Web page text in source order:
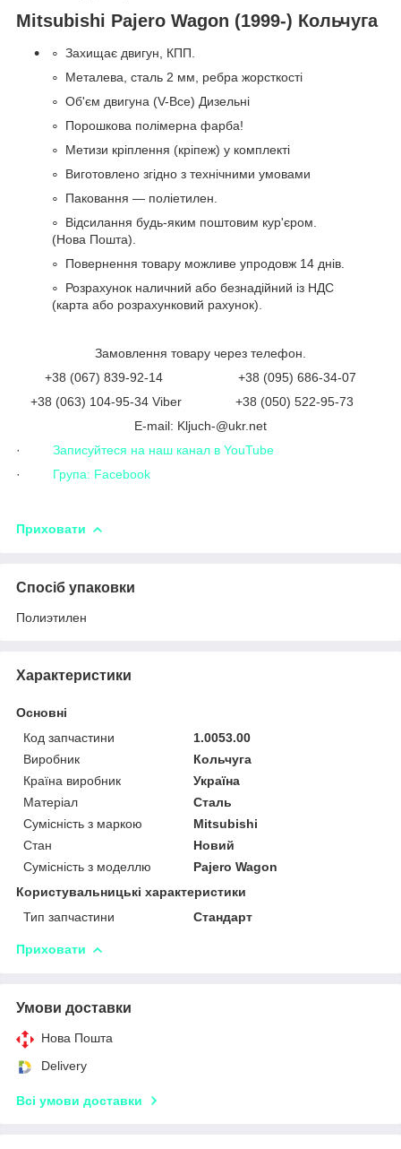
Mitsubishi Pajero Wagon (1999-) Кольчуга
Захищає двигун, КПП.
Металева, сталь 2 мм, ребра жорсткості
Об'єм двигуна (V-Все) Дизельні
Порошкова полімерна фарба!
Метизи кріплення (кріпеж) у комплекті
Виготовлено згідно з технічними умовами
Паковання — поліетилен.
Відсилання будь-яким поштовим кур'єром.
(Нова Пошта).
Повернення товару можливе упродовж 14 днів.
Розрахунок наличний або безнадійний із НДС
(карта або розрахунковий рахунок).
Замовлення товару через телефон.
+38 (067) 839-92-14 +38 (095) 686-34-07
+38 (063) 104-95-34 Viber +38 (050) 522-95-73
Е-mail: Kljuch-@ukr.net
· Записуйтеся на наш канал в YouTube
· Група: Facebook
Приховати
Спосіб упаковки
Полиэтилен
Характеристики
Основні
Код запчастини
1.0053.00
Виробник
Кольчуга
Країна виробник
Україна
Матеріал
Сталь
Сумісність з маркою
Mitsubishi
Стан
Новий
Сумісність з моделлю
Pajero Wagon
Користувальницькі характеристики
Тип запчастини
Стандарт
Приховати
Умови доставки
Нова Пошта
Delivery
Всі умови доставки